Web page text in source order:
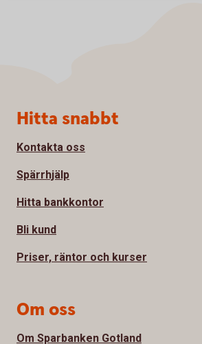
Sidfot
Hitta snabbt
Kontakta oss
Spärrhjälp
Hitta bankkontor
Bli kund
Priser, räntor och kurser
Om oss
Om Sparbanken Gotland